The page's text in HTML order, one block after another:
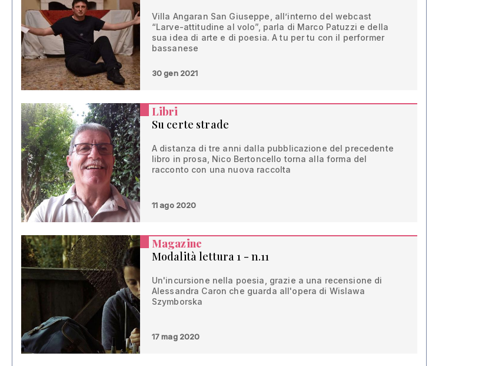
Villa Angaran San Giuseppe, all’interno del webcast
“Larve-attitudine al volo”, parla di Marco Patuzzi e della
sua idea di arte e di poesia. A tu per tu con il performer
bassanese
30 gen 2021
Libri
Su certe strade
A distanza di tre anni dalla pubblicazione del precedente
libro in prosa, Nico Bertoncello torna alla forma del
racconto con una nuova raccolta
11 ago 2020
Magazine
Modalità lettura 1 - n.11
Un'incursione nella poesia, grazie a una recensione di
Alessandra Caron che guarda all'opera di Wislawa
Szymborska
17 mag 2020